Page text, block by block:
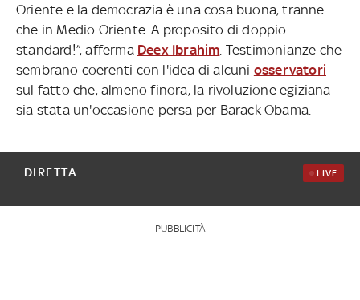
Oriente e la democrazia è una cosa buona, tranne
che in Medio Oriente. A proposito di doppio
standard!”, afferma Deex Ibrahim . Testimonianze che
sembrano coerenti con l'idea di alcuni osservatori
sul fatto che, almeno finora, la rivoluzione egiziana
sia stata un'occasione persa per Barack Obama.
DIRETTA LIVE
PUBBLICITÀ